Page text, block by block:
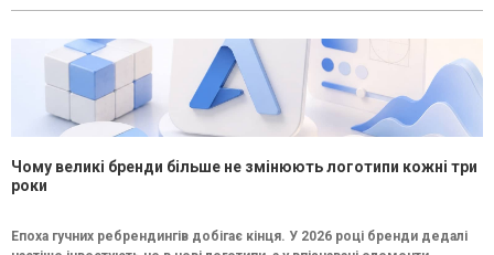
Чому великі бренди більше не змінюють логотипи кожні три
роки
Епоха гучних ребрендингів добігає кінця. У 2026 році бренди дедалі